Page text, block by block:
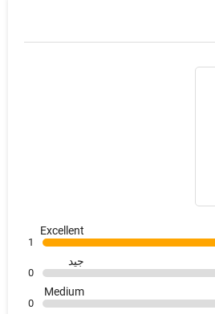
Excellent
1
جيد
0
Medium
0